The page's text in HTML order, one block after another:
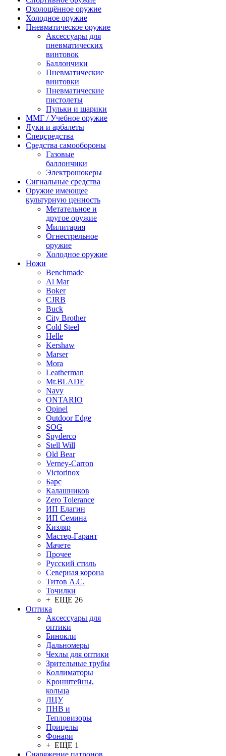
Охолощённое оружие
Холодное оружие
Пневматическое оружие
Аксессуары для
пневматических
винтовок
Баллончики
Пневматические
винтовки
Пневматические
пистолеты
Пульки и шарики
ММГ / Учебное оружие
Луки и арбалеты
Спецсредства
Средства самообороны
Газовые
баллончики
Электрошокеры
Сигнальные средства
Оружие имеющее
культурную ценность
Метательное и
другое оружие
Милитария
Огнестрельное
оружие
Холодное оружие
Ножи
Benchmade
Al Mar
Boker
CJRB
Buck
City Brother
Cold Steel
Helle
Kershaw
Marser
Mora
Leatherman
Mr.BLADE
Navy
ONTARIO
Opinel
Outdoor Edge
SOG
Spyderco
Stell Will
Old Bear
Verney-Carron
Victorinox
Барс
Калашников
Zero Tolerance
ИП Елагин
ИП Семина
Кизляр
Мастер-Гарант
Мачете
Прочее
Русский стиль
Северная корона
Титов А.С.
Точилки
+ ЕЩЕ 26
Оптика
Аксессуары для
оптики
Бинокли
Дальномеры
Чехлы для оптики
Зрительные трубы
Коллиматоры
Кронштейны,
кольца
ЛЦУ
ПНВ и
Тепловизоры
Прицелы
Фонари
+ ЕЩЕ 1
Снаряжение патронов